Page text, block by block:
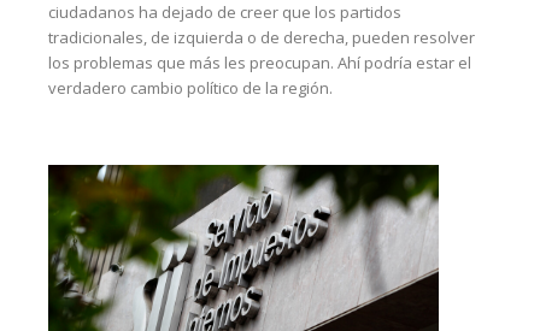
ciudadanos ha dejado de creer que los partidos
tradicionales, de izquierda o de derecha, pueden resolver
los problemas que más les preocupan. Ahí podría estar el
verdadero cambio político de la región.